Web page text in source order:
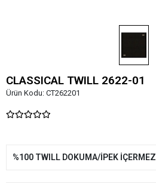
CLASSICAL TWILL 2622-01
Ürün Kodu: CT262201
%100 TWILL DOKUMA/İPEK İÇERMEZ